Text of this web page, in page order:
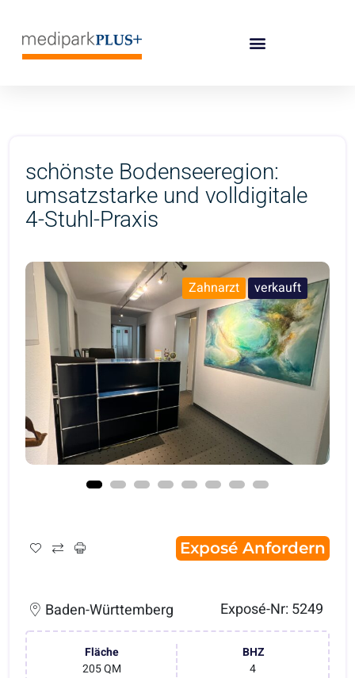
schönste Bodenseeregion:
umsatzstarke und volldigitale
4-Stuhl-Praxis
Zahnarzt verkauft
Exposé Anfordern
Baden-Württemberg Exposé-Nr: 5249
Fläche
205 QM
BHZ
4